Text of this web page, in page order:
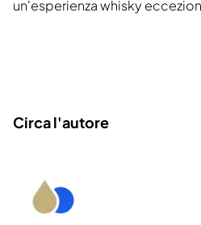
un'esperienza whisky
Circa l'autore